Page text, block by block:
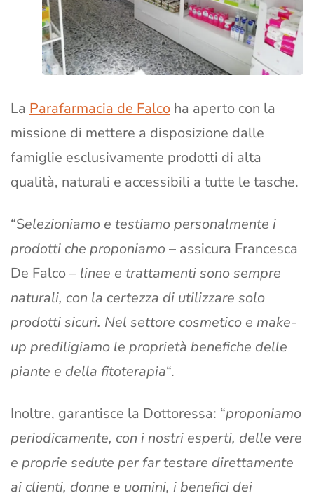
La Parafarmacia de Falco ha aperto con la
missione di mettere a disposizione dalle
famiglie esclusivamente prodotti di alta
qualità, naturali e accessibili a tutte le tasche.
“Selezioniamo e testiamo personalmente i
prodotti che proponiamo– assicura Francesca
De Falco – linee e trattamenti sono sempre
naturali, con la certezza di utilizzare solo
prodotti sicuri. Nel settore cosmetico e make-
up prediligiamo le proprietà benefiche delle
piante e della fitoterapia“.
Inoltre, garantisce la Dottoressa: “proponiamo
periodicamente, con i nostri esperti, delle vere
e proprie sedute per far testare direttamente
ai clienti, donne e uomini, i benefici dei